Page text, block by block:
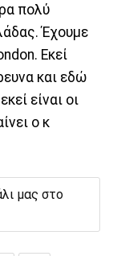
πολύ
Έχουμε
Εκεί
και εδώ
είναι οι
ο κ
μας στο